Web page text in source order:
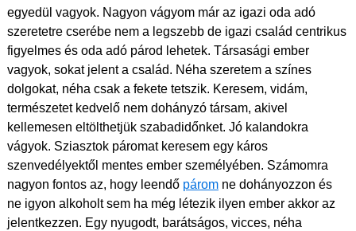
egyedül vagyok. Nagyon vágyom már az igazi oda adó
szeretetre cserébe nem a legszebb de igazi család centrikus
figyelmes és oda adó párod lehetek. Társasági ember
vagyok, sokat jelent a család. Néha szeretem a színes
dolgokat, néha csak a fekete tetszik. Keresem, vidám,
természetet kedvelő nem dohányzó társam, akivel
kellemesen eltölthetjük szabadidőnket. Jó kalandokra
vágyok. Sziasztok páromat keresem egy káros
szenvedélyektől mentes ember személyében. Számomra
nagyon fontos az, hogy leendő párom ne dohányozzon és
ne igyon alkoholt sem ha még létezik ilyen ember akkor az
jelentkezzen. Egy nyugodt, barátságos, vicces, néha